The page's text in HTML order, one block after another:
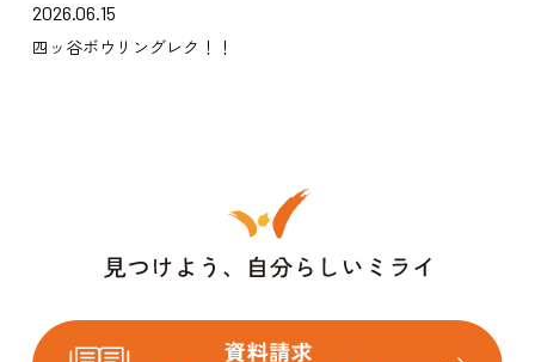
2026.06.15
四ッ谷ボウリングレク！！